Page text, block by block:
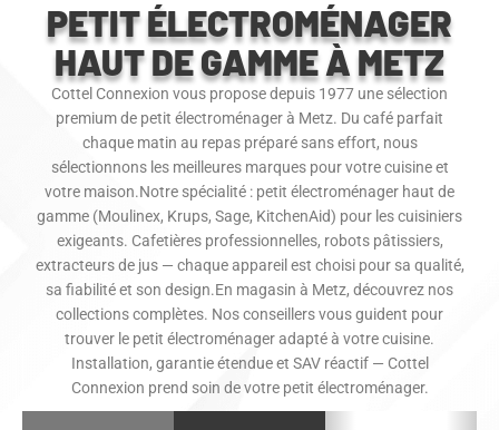
PETIT ÉLECTROMÉNAGER
HAUT DE GAMME À METZ
Cottel Connexion vous propose depuis 1977 une sélection
premium de petit électroménager à Metz. Du café parfait
chaque matin au repas préparé sans effort, nous
sélectionnons les meilleures marques pour votre cuisine et
votre maison.Notre spécialité : petit électroménager haut de
gamme (Moulinex, Krups, Sage, KitchenAid) pour les cuisiniers
exigeants. Cafetières professionnelles, robots pâtissiers,
extracteurs de jus — chaque appareil est choisi pour sa qualité,
sa fiabilité et son design.En magasin à Metz, découvrez nos
collections complètes. Nos conseillers vous guident pour
trouver le petit électroménager adapté à votre cuisine.
Installation, garantie étendue et SAV réactif — Cottel
Connexion prend soin de votre petit électroménager.